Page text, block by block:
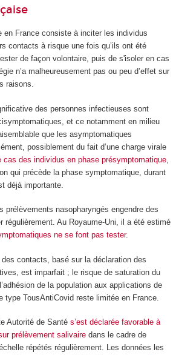
en France consiste à inciter les individus
contacts à risque une fois qu’ils ont été
de façon volontaire, puis de s'isoler en cas
n’a malheureusement pas ou peu d’effet sur
raisons.
des personnes infectieuses sont
et ce notamment en milieu
que les asymptomatiques
possiblement du fait d’une charge virale
cas des individus en phase présymptomatique,
qui précède la phase symptomatique, durant
déjà importante.
prélèvements nasopharyngés engendre des
régulièrement. Au Royaume-Uni, il a été estimé
ne se font pas tester.
contacts, basé sur la déclaration des
est imparfait ; le risque de saturation du
de la population aux applications de
type TousAntiCovid reste limitée en France.
Autorité de Santé s’est déclarée favorable à
prélèvement salivairedans le cadre de
répétés régulièrement. Les données les